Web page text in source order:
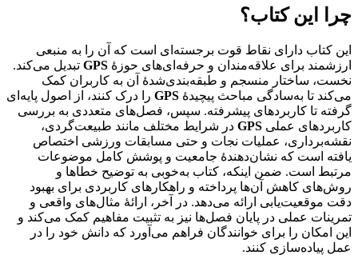
چرا این کتاب؟
این کتاب دارای نقاط قوت برجسته‌ای است که آن را به منبعی
ارزشمند برای علاقه‌مندان و حرفه‌ای‌های حوزۀ GPS تبدیل می‌کند.
نخست، ساختار منسجم و طبقه‌بندی‌شدۀ آن به کاربران کمک
می‌کند تا به‌سادگی مباحث پیچیدۀ GPS را درک کنند، از اصول پایه‌ای
گرفته تا کاربردهای پیشرفته. سپس، فصل‌های متعددی به بررسی
کاربردهای عملی GPS در شرایط مختلف مانند طبیعت‌گردی،
نقشه‌برداری، عملیات نجات و حتی مسابقات ورزشی اختصاص
یافته است که نشان‌دهندۀ جامعیت و پوشش کامل موضوعات
مرتبط است. ضمن اینکه، کتاب به‌خوبی به توضیح خطاها و
روش‌های کاهش آن‌ها پرداخته و راهکارهای کاربردی برای بهبود
دقت موقعیت‌یابی ارائه می‌دهد. در آخر، ارائۀ مثال‌های واقعی و
تمرینات عملی در پایان فصل‌ها نیز به تثبیت مفاهیم کمک می‌کند و
این امکان را برای خوانندگان فراهم می‌آورد که دانش خود را در
عمل پیاده‌سازی کنند.